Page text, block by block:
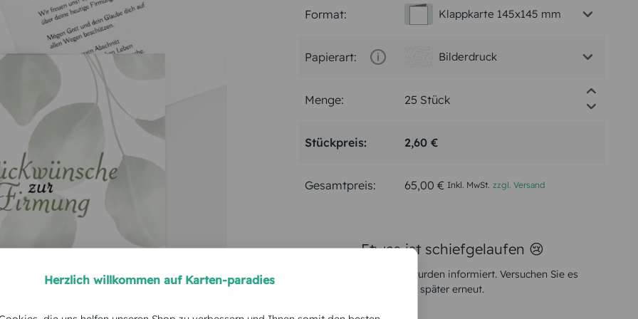
Format: Klappkarte 145x145 mm
Papierart: Bilderdruck
Menge:
Stückpreis: 2,60 €
Gesamtpreis: 65,00 € Inkl. MwSt. zzgl. Versand
Etwas ist schiefgelaufen 😢
Unsere Techniker wurden informiert. Versuchen Sie es
später erneut.
Herzlich willkommen auf Karten-paradies